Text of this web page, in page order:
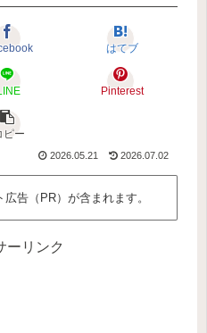
はてブ
Pinterest
ピー
2026.05.21 2026.07.02
告（PR）が含まれます。
ーリンク